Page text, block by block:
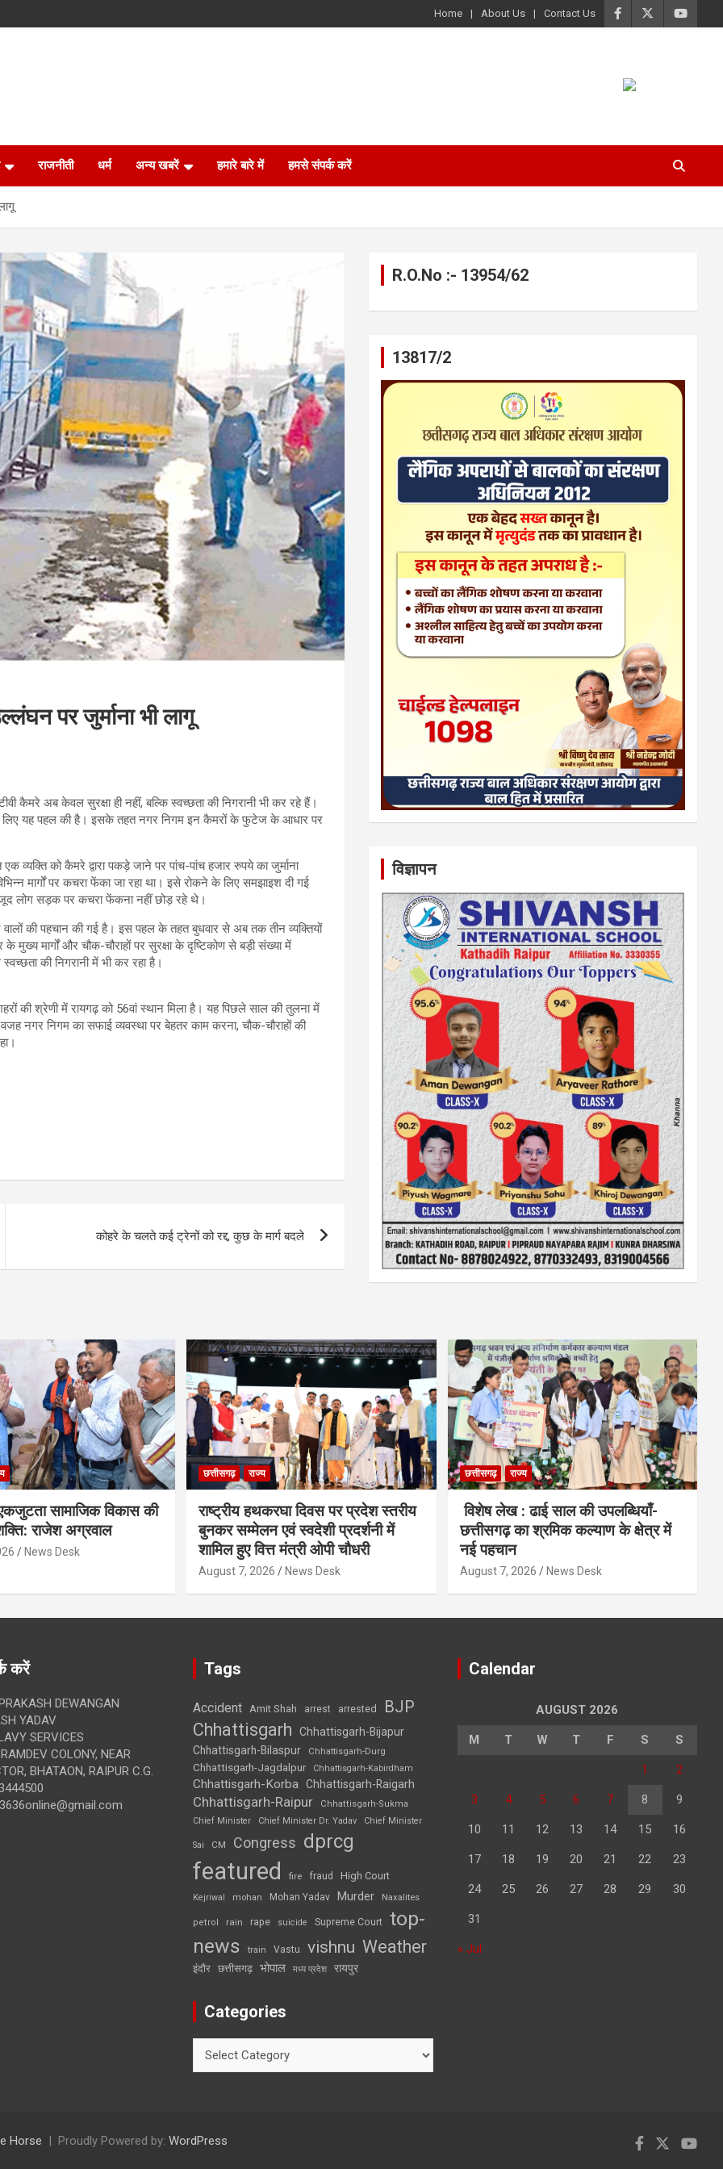
Home About Us Contact Us
राजनीती धर्म अन्य खबरें हमारे बारे में हमसे संपर्क करें
पर जुर्माना भी लागू
कैमरे अब केवल सुरक्षा ही नहीं, बल्कि स्वच्छता की निगरानी भी कर रहे हैं।
लिए यह पहल की है। इसके तहत नगर निगम इन कैमरों के फुटेज के आधार पर
व्यक्ति को कैमरे द्वारा पकड़े जाने पर पांच-पांच हजार रुपये का जुर्माना
मार्गों पर कचरा फेंका जा रहा था। इसे रोकने के लिए समझाइश दी गई
लोग सड़क पर कचरा फेंकना नहीं छोड़ रहे थे।
की पहचान की गई है। इस पहल के तहत बुधवार से अब तक तीन व्यक्तियों
मार्गों और चौक-चौराहों पर सुरक्षा के दृष्टिकोण से बड़ी संख्या में
की निगरानी में भी कर रहा है।
की श्रेणी में रायगढ़ को 56वां स्थान मिला है। यह पिछले साल की तुलना में
नगर निगम का सफाई व्यवस्था पर बेहतर काम करना, चौक-चौराहों की
कोहरे के चलते कई ट्रेनों को रद्द, कुछ के मार्ग बदले
R.O.No :- 13954/62
13817/2
विज्ञापन
सामाजिक विकास की
राजेश अग्रवाल
News Desk
छत्तीसगढ़ राज्य
राष्ट्रीय हथकरघा दिवस पर प्रदेश स्तरीय
बुनकर सम्मेलन एवं स्वदेशी प्रदर्शनी में
शामिल हुए वित्त मंत्री ओपी चौधरी
August 7, 2026 News Desk
छत्तीसगढ़ राज्य
विशेष लेख : ढाई साल की उपलब्धियाँ-
छत्तीसगढ़ का श्रमिक कल्याण के क्षेत्र में
नई पहचान
August 7, 2026 News Desk
करें
DEWANGAN
YADAV
SERVICES
COLONY, NEAR
BHATAON, RAIPUR C.G.
Tags
Accident Amit Shah arrest arrested BJP
Chhattisgarh
Chhattisgarh-Bijapur
Chhattisgarh-Bilaspur
Chhattisgarh-Durg
Chhattisgarh-Jagdalpur Chhattisgarh-Kabirdham
Chhattisgarh-Korba Chhattisgarh-Raigarh
Chhattisgarh-Raipur
Chhattisgarh-Sukma
Chief Minister
Chief Minister Dr. Yadav Chief Minister
Sai CM Congress dprcg
featured fire fraud High Court
Kejriwal mohan Mohan Yadav Murder Naxalites
petrol rain rape suicide Supreme Court top-
news
train Vastu vishnu Weather
इंदौर छत्तीसगढ़ भोपाल मध्य प्रदेश रायपुर
Categories
Calendar
AUGUST 2026
M T W T F S S
1 2
3 4 5 6 7 8 9
10 11 12 13 14 15 16
17 18 19 20 21 22 23
24 25 26 27 28 29 30
31
« Jul
Horse Proudly Powered by: WordPress